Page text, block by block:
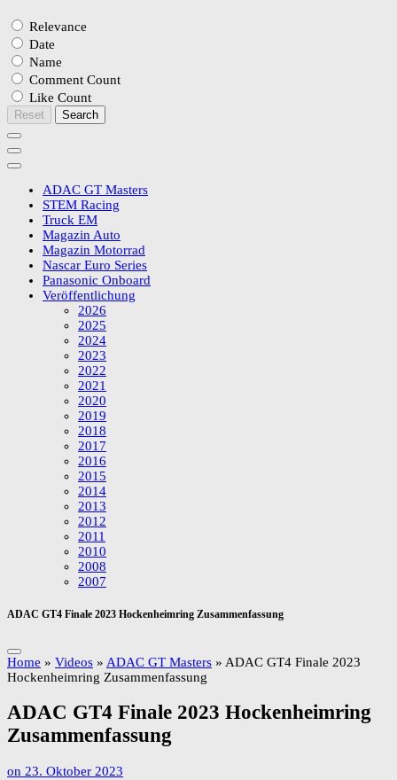
Relevance
Date
Name
Comment Count
Like Count
Reset Search
ADAC GT Masters
STEM Racing
Truck EM
Magazin Auto
Magazin Motorrad
Nascar Euro Series
Panasonic Onboard
Veröffentlichung
2026
2025
2024
2023
2022
2021
2020
2019
2018
2017
2016
2015
2014
2013
2012
2011
2010
2008
2007
ADAC GT4 Finale 2023 Hockenheimring Zusammenfassung
Home » Videos » ADAC GT Masters » ADAC GT4 Finale 2023
Hockenheimring Zusammenfassung
ADAC GT4 Finale 2023 Hockenheimring
Zusammenfassung
on 23. Oktober 2023